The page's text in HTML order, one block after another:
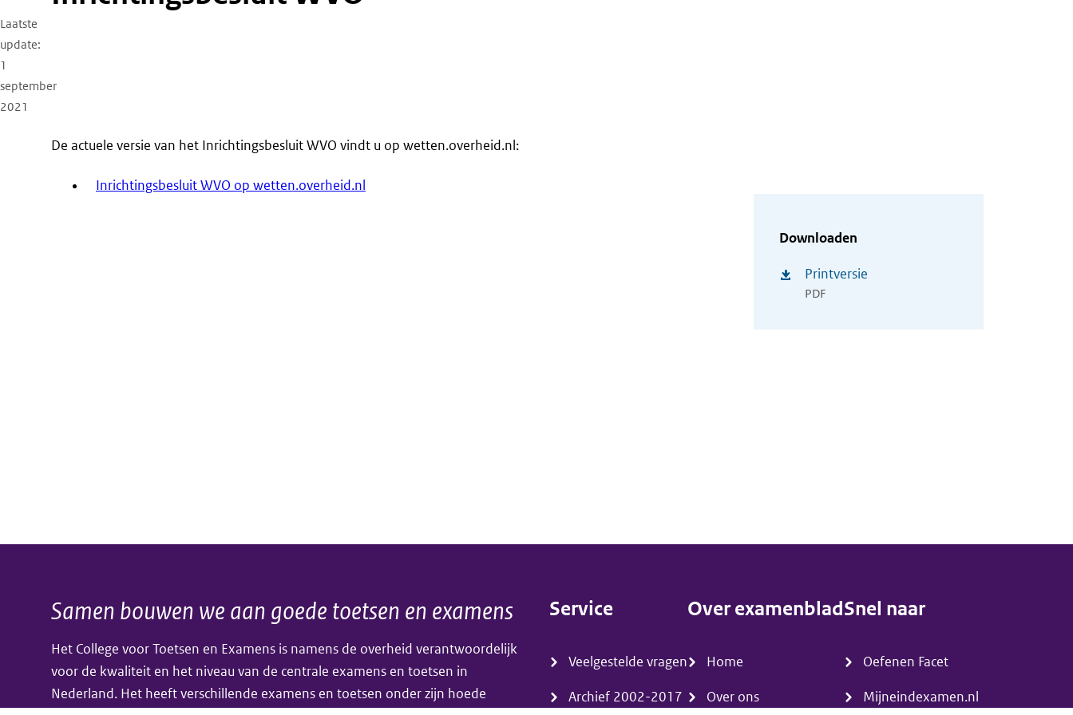
Laatste
update
1
september
2021
Downloaden
Printversie
PDF
De actuele versie van het Inrichtingsbesluit WVO vindt u op wetten.overheid.nl:
Inrichtingsbesluit WVO op wetten.overheid.nl
Algemene
informatie
Samen bouwen we aan goede toetsen en examens
Het College voor Toetsen en Examens is namens de overheid verantwoordelijk
voor de kwaliteit en het niveau van de centrale examens en toetsen in
Nederland. Het heeft verschillende examens en toetsen onder zijn hoede
Service
Veelgestelde vragen
Archief 2002-2017
Over examenblad
Home
Over ons
Snel naar
Oefenen Facet
Mijneindexamen.nl